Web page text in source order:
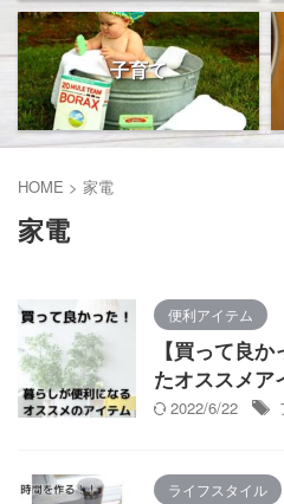
子育て
HOME > 家電
家電
便利アイテム
【買って良
たオススメア
2022/6/22
ライフスタイル